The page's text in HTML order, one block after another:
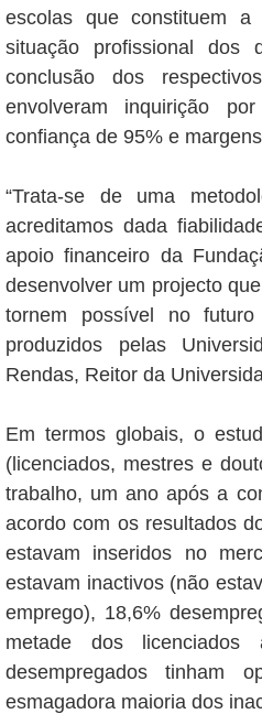
escolas que constituem
situação profissional dos
conclusão dos
envolveram inquirição
confiança de 95% e
“Trata-se de uma
acreditamos dada
apoio financeiro da
desenvolver um projecto
tornem possível no
produzidos pelas
Rendas, Reitor da
Em termos globais, o
(licenciados, mestres e
trabalho, um ano após a
acordo com os resultados
estavam inseridos no
estavam inactivos (não
emprego), 18,6%
metade dos
desempregados tinham
esmagadora maioria dos